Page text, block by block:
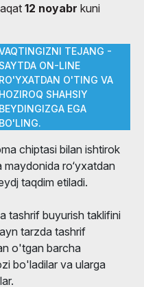
12 noyabr kuni
TEJANG -
SAYTDA ON-LINE
RO'YXATDAN O'TING VA
HOZIROQ SHAHSIY
BEYDINGIZGA EGA
BO'LING.
chiptasi bilan ishtirok
maydonida ro‘yxatdan
taqdim etiladi.
tashrif buyurish taklifini
tarzda tashrif
o'tgan barcha
bo'ladilar va ularga